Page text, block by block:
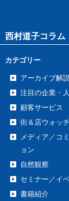
西村道子コラム
カテゴリー
アーカイブ解説
注目の企業・
顧客サービス
街＆店ウォッ
メディア／コ
ョン
自然観察
セミナー／イ
書籍紹介